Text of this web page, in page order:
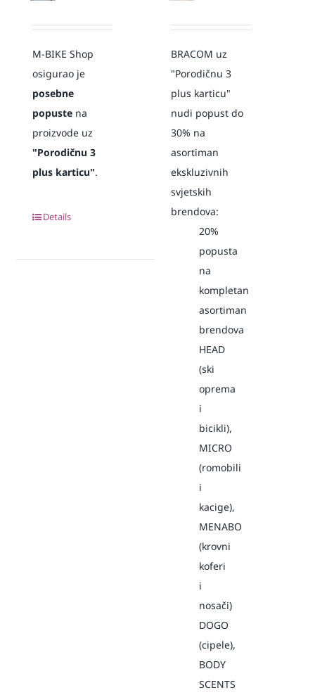
M-BIKE Shop
osigurao je
posebne
popustena
proizvode uz
"Porodičnu 3
plus karticu".
Details
BRACOM uz
"Porodičnu 3
plus karticu"
nudi popust do
30% na
asortiman
ekskluzivnih
svjetskih
brendova:
20%
popusta
na
kompletan
asortiman
brendova
HEAD
(ski
oprema
i
bicikli),
MICRO
(romobili
i
kacige),
MENABO
(krovni
koferi
i
nosači)
DOGO
(cipele),
BODY
SCENTS